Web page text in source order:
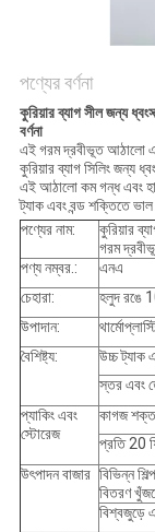
পণ্যের বর্ণনা
কুরিয়ার ব্যাগ সীল জন্য
বর্ণনা
এই গরম দ্রবীভূত আঠালো
কুরিয়ার ব্যাগ সিলিং জন্য
এই আঠালো কম গন্ধ এবং
ট্যাক এবং বন্ড শক্তিতে
পণ্যের নাম:
কুরিয়ার
গরম
পণ্য নম্বর.:
এনএ
চেহারা:
হলুদ রঙে
উপাদান:
বৈশিষ্ট্য:
উচ্চ ট্যাক
স্তর এবং
প্যাকিং এবং
স্টোরেজ
কাগজ
প্রতি 20
উৎপাদন বাজার বিভিন্ন
বিতরণ
বিশ্বজুড়ে